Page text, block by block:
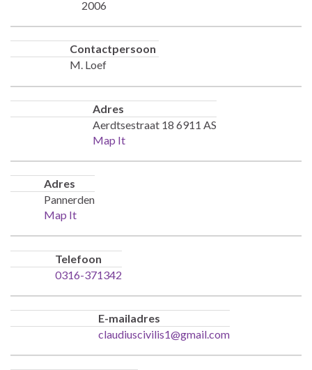
2006
Contactpersoon
M. Loef
Adres
Aerdtsestraat 18 6911 AS
Map It
Adres
Pannerden
Map It
Telefoon
0316-371342
E-mailadres
claudiuscivilis1@gmail.com